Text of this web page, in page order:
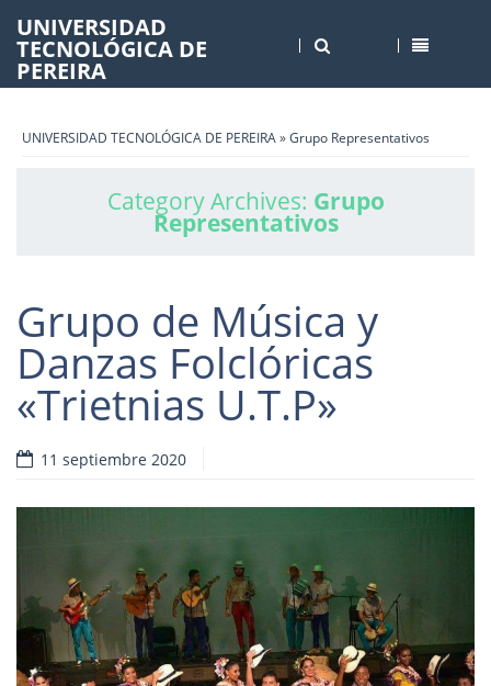
UNIVERSIDAD
TECNOLÓGICA DE
PEREIRA
UNIVERSIDAD TECNOLÓGICA DE PEREIRA»Grupo Representativos
Category Archives: Grupo
Representativos
Grupo de Música y
Danzas Folclóricas
«Trietnias U.T.P»
11 septiembre 2020